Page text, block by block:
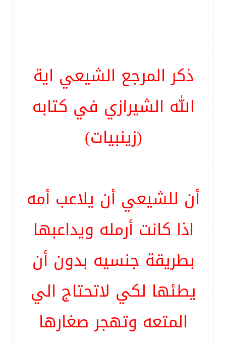
ذكر المرجع الشيعي اية
الله الشيرازي في كتابه
(زينبيات)
أن للشيعي أن يلاعب أمه
اذا كانت أرمله ويداعبها
بطريقة جنسيه بدون أن
يطئها لكي لاتحتاج الي
المتعه وتهجر صغارها